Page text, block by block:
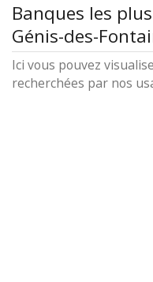
Banques les
Génis-des-
Ici vous pouvez
recherchées par nos